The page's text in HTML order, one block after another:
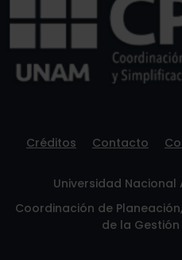
Créditos Contacto
Universidad
Coordinación de
de la